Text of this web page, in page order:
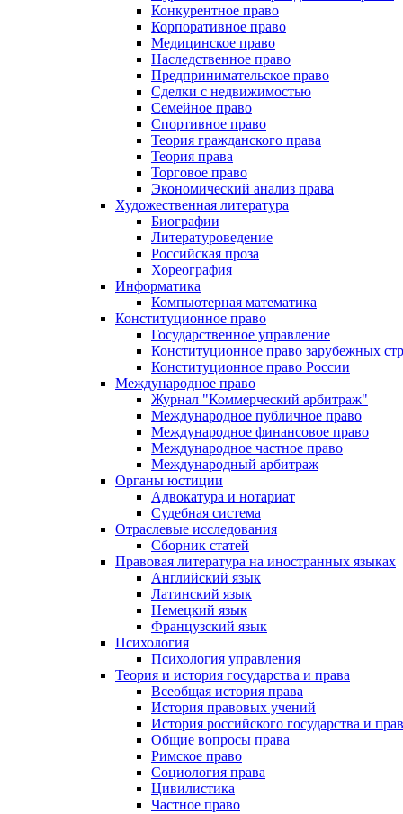
Конкурентное право
Корпоративное право
Медицинское право
Наследственное право
Предпринимательское право
Сделки с недвижимостью
Семейное право
Спортивное право
Теория гражданского права
Теория права
Торговое право
Экономический анализ права
Художественная литература
Биографии
Литературоведение
Российская проза
Хореография
Информатика
Компьютерная математика
Конституционное право
Государственное управление
Конституционное право зарубежных
Конституционное право России
Международное право
Журнал "Коммерческий арбитраж"
Международное публичное право
Международное финансовое право
Международное частное право
Международный арбитраж
Органы юстиции
Адвокатура и нотариат
Судебная система
Отраслевые исследования
Сборник статей
Правовая литература на иностранных языках
Английский язык
Латинский язык
Немецкий язык
Французский язык
Психология
Психология управления
Теория и история государства и права
Всеобщая история права
История правовых учений
История российского государства и
Общие вопросы права
Римское право
Социология права
Цивилистика
Частное право